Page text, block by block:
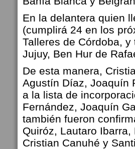
En la delantera quien
(cumplirá 24 en los
Talleres de Córdoba,
Jujuy, Ben Hur de
De esta manera,
Agustín Díaz, Joaquín
a la lista de
Fernández, Joaquín
también fueron
Quiróz, Lautaro
Cristian Canuhé y